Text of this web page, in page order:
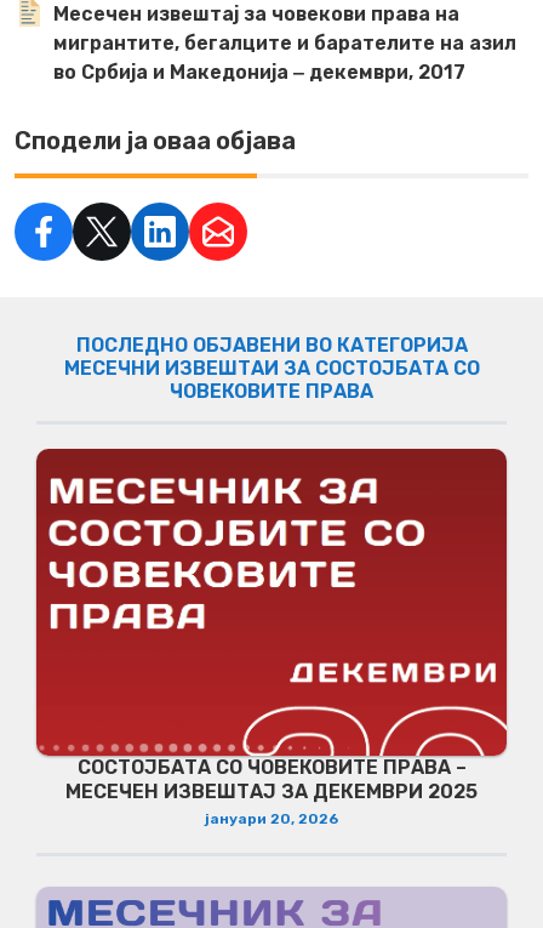
Месечен извештај за човекови права на
мигрантите, бегалците и барателите на азил
во Србија и Македонија ‒ декември, 2017
Сподели ја оваа објава
ПОСЛЕДНО ОБЈАВЕНИ ВО КАТЕГОРИЈА
МЕСЕЧНИ ИЗВЕШТАИ ЗА СОСТОЈБАТА СО
ЧОВЕКОВИТЕ ПРАВА
СОСТОЈБАТА СО ЧОВЕКОВИТЕ ПРАВА –
МЕСЕЧЕН ИЗВЕШТАЈ ЗА ДЕКЕМВРИ 2025
јануари 20, 2026